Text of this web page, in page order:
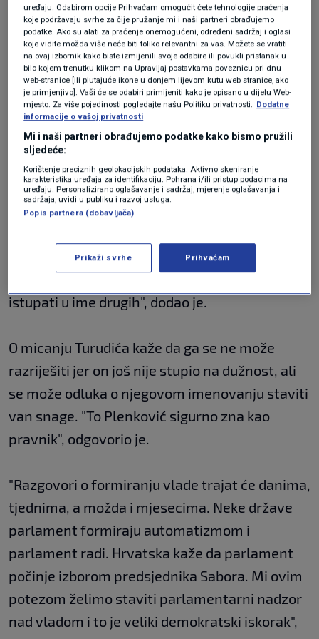
uslijediti nakon toga. Druga stvar koju smo
odlučili jest da formiramo pregovarački odbor.
U tom odboru ćemo biti glavni tajnik stranke
Marko Kričkai ja, a treća osoba će doći iz
drugih političkih stranaka koji su išli s nama u
koaliciju i koji su u koaliciji s nama na EU
izborima", naveo je.
Grbin je istaknuo da je ovaj plan predstavljen
svim stranka koje su bile opozicija, no nije htio
ne postigne". "Fokus i Možemo su se složili s
time na svojim odborima, no nemam pravo
istupati u ime drugih", dodao je.
O micanju Turudića kaže da ga se ne može
razriješiti jer on još nije stupio na dužnost, ali
se može odluka o njegovom imenovanju staviti
van snage. "To Plenković sigurno zna kao
pravnik", odgovorio je.
"Razgovori o formiranju vlade trajat će danima,
tjednima, a možda i mjesecima. Neke države
parlament formiraju automatizmom i
parlament radi. Hrvatska kaže da parlament
počinje izborom predsjednika Sabora. Mi ovim
potezom želimo staviti parlamentarni nadzor
nad vladom i to je veliki demokratski iskorak",
uređaju. Odabirom opcije Prihvaćam omogućit ćete tehnologije praćenja
koje podržavaju svrhe za čije pružanje mi i naši partneri obrađujemo
podatke. Ako su alati za praćenje onemogućeni, određeni sadržaj i oglasi
koje vidite možda više neće biti toliko relevantni za vas. Možete se vratiti
na ovaj izbornik kako biste izmijenili svoje odabire ili povukli pristanak u
bilo kojem trenutku klikom na Upravljaj postavkama poveznicu pri dnu
web-stranice [ili plutajuće ikone u donjem lijevom kutu web stranice, ako
je primjenjivo]. Vaši će se odabiri primijeniti kako je opisano u dijelu Web-
mjesto. Za više pojedinosti pogledajte našu Politiku privatnosti.
Dodatne
informacije o vašoj privatnosti
Mi i naši partneri obrađujemo podatke kako bismo pružili
sljedeće:
Korištenje preciznih geolokacijskih podataka. Aktivno skeniranje
karakteristika uređaja za identifikaciju. Pohrana i/ili pristup podacima na
uređaju. Personalizirano oglašavanje i sadržaj, mjerenje oglašavanja i
sadržaja, uvidi u publiku i razvoj usluga.
Popis partnera (dobavljača)
Prikaži svrhe Prihvaćam